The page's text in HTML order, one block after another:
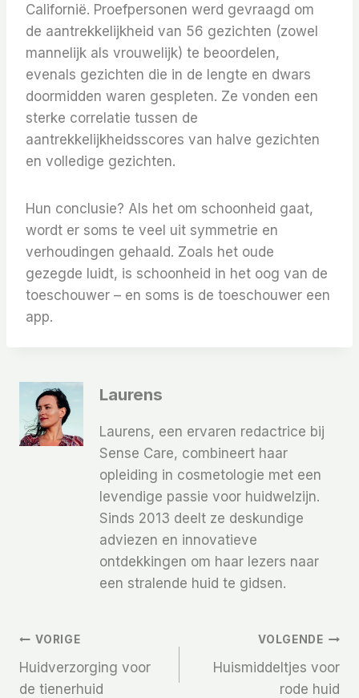
Californië. Proefpersonen werd gevraagd om
de aantrekkelijkheid van 56 gezichten (zowel
mannelijk als vrouwelijk) te beoordelen,
evenals gezichten die in de lengte en dwars
doormidden waren gespleten. Ze vonden een
sterke correlatie tussen de
aantrekkelijkheidsscores van halve gezichten
en volledige gezichten.
Hun conclusie? Als het om schoonheid gaat,
wordt er soms te veel uit symmetrie en
verhoudingen gehaald. Zoals het oude
gezegde luidt, is schoonheid in het oog van de
toeschouwer – en soms is de toeschouwer een
app.
Laurens
Laurens, een ervaren redactrice bij
Sense Care, combineert haar
opleiding in cosmetologie met een
levendige passie voor huidwelzijn.
Sinds 2013 deelt ze deskundige
adviezen en innovatieve
ontdekkingen om haar lezers naar
een stralende huid te gidsen.
Bericht
Navigatie
VORIGE
Huidverzorging voor
de tienerhuid
VOLGENDE
Huismiddeltjes voor
rode huid